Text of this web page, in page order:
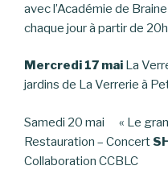
avec l’Académie de
chaque jour à partir de
Mercredi 17 mai La
jardins de La Verrerie à
Samedi 20 mai « Le
Restauration – Concert
Collaboration CCBLC